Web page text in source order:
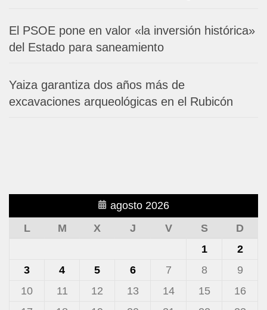
El PSOE pone en valor «la inversión histórica»
del Estado para saneamiento
Yaiza garantiza dos años más de
excavaciones arqueológicas en el Rubicón
agosto 2026
L
M X J V S
D
1
2
3
4 5 6 7 8
9
10
11 12 13 14 15
16